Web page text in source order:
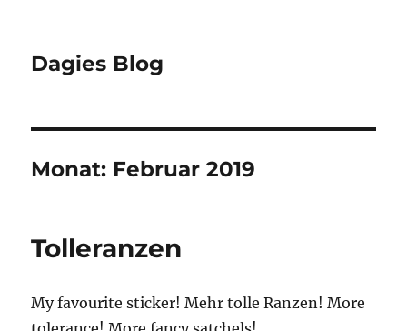
Dagies Blog
Monat: Februar 2019
Tolleranzen
My favourite sticker! Mehr tolle Ranzen! More